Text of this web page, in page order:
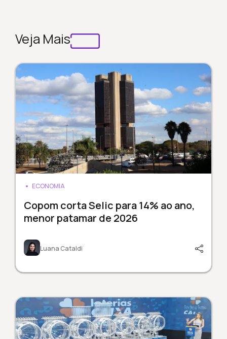
Veja Mais
ECONOMIA
Copom corta Selic para 14% ao ano,
menor patamar de 2026
Luana Cataldi